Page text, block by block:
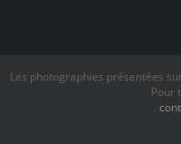
Les photographies présentées
Pour